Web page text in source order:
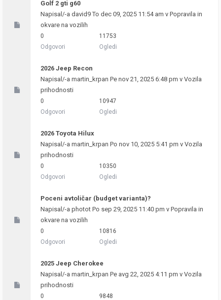
Golf 2 gti g60
Napisal/-a david9To dec 09, 2025 11:54 am v Popravila in
okvare na vozilih
0
Odgovori
11753
Ogledi
2026 Jeep Recon
Napisal/-a martin_krpan Pe nov 21, 2025 6:48 pm v Vozila
prihodnosti
0
Odgovori
10947
Ogledi
2026 Toyota Hilux
Napisal/-a martin_krpan Po nov 10, 2025 5:41 pm v Vozila
prihodnosti
0
Odgovori
10350
Ogledi
Poceni avtoličar (budget varianta)?
Napisal/-a photot Po sep 29, 2025 11:40 pm v Popravila in
okvare na vozilih
0
Odgovori
10816
Ogledi
2025 Jeep Cherokee
Napisal/-a martin_krpan Pe avg 22, 2025 4:11 pm v Vozila
prihodnosti
0
9848